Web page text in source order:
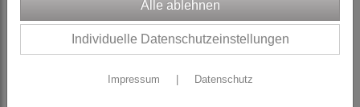
Individuelle Datenschutzeinstellungen
Impressum Datenschutz